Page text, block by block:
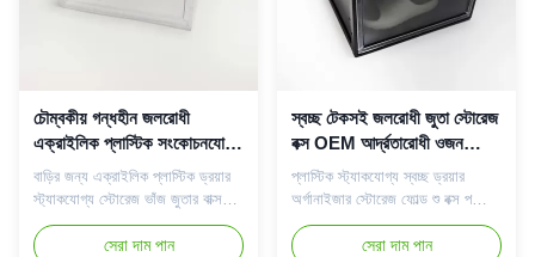
চৌম্বকীয় গন্ধহীন জলরোধী
এক্রাইলিক প্লাস্টিক সংকোচনযোগ্য
গৃহস্থালী জুতার বাক্স
বাড়ির জন্য এক্রাইলিক প্লাস্টিক ড্রয়ার
স্ট্যাকযোগ্য স্টোরেজ ভাঁজ জুতার বাক্স
পণ্যের বৈশিষ্ট্য: * বিভিন্ন ধরণের
স্নিকার্সের জন্য বড় মাত্রা মাপসই। *
সেরা দাম পান
স্বচ্ছ টেকসই জলরোধী জুতা স্টোরেজ
বক্স OEM আর্দ্রতারোধী ওজন
860g
প্লাস্টিক স্ট্যাকযোগ্য স্বচ্ছ ড্রয়ার
অর্গানাইজার স্টোরেজ ফোল্ড শু বক্স পণ্যের
বৈশিষ্ট্য: * বিভিন্ন ধরণের স্নিকার্সের জন্য
বড় মাত্রা মাপসই। * চুম্বক সহ সাইড
সেরা দাম পান